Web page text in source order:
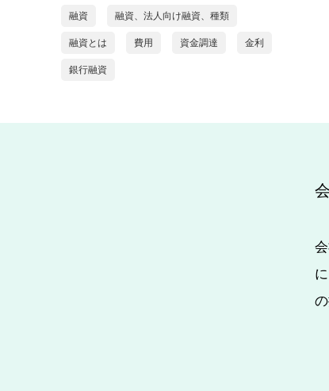
融資 融資、法人向け融資、種類
融資とは 費用 資金調達 金利
銀行融資